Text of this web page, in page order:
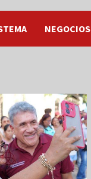
NEGOCIOS